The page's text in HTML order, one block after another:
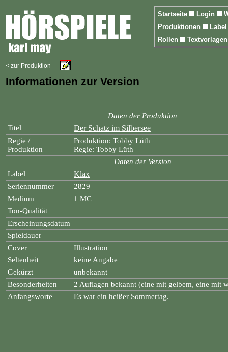
Startseite Login
Produktionen
Rollen
< zur Produktion
Informationen zur Version
Daten der Produktion
Titel
Der Schatz im Silbersee
Regie /
Produktion
Produktion: Tobby Lüth
Regie: Tobby Lüth
Daten der Version
Label
Klax
Seriennummer
2829
Medium
1 MC
Ton-Qualität
Erscheinungsdatum
Spieldauer
Cover
Illustration
Seltenheit
keine Angabe
Gekürzt
unbekannt
Besonderheiten
2 Auflagen bekannt (eine mit gelbem, eine mit
Anfangsworte
Es war ein heißer Sommertag.